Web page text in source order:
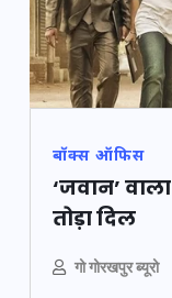
बॉक्स ऑफिस
‘जवान’
तोड़ा दिल
गो गोरखपुर ब्यूरो